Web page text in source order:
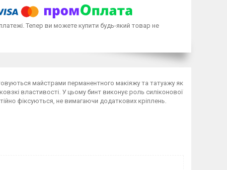
Тепер ви можете купити будь-який товар не
майстрами перманентного макіяжу та татуажу як
властивості. У цьому бинт виконує роль силіконової
фіксуються, не вимагаючи додаткових кріплень.